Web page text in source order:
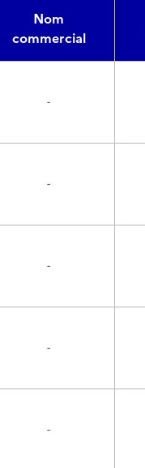
Nom
commercial
-
-
-
-
-